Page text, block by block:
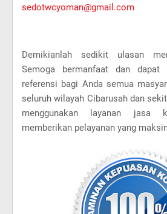
sedotwcyoman@gmail.com
Demikianlah sedikit ulasan
Semoga bermanfaat dan
referensi bagi Anda semua
seluruh wilayah Cibarusah dan
menggunakan layanan jasa
memberikan pelayanan yang